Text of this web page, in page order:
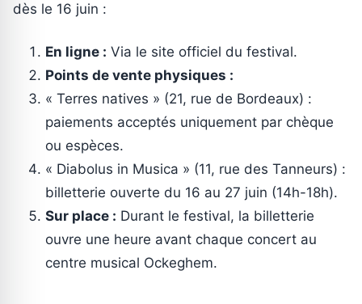
dès le 16 juin :
En ligne : Via le site officiel du festival.
Points de vente physiques :
« Terres natives » (21, rue de Bordeaux) :
paiements acceptés uniquement par chèque
ou espèces.
« Diabolus in Musica » (11, rue des Tanneurs) :
billetterie ouverte du 16 au 27 juin (14h-18h).
Sur place : Durant le festival, la billetterie
ouvre une heure avant chaque concert au
centre musical Ockeghem.